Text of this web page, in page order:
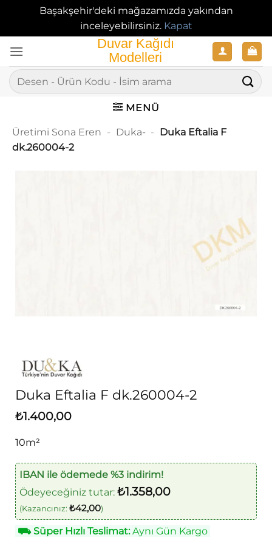
Başakşehir'deki mağazamızda yakından
inceleyebilirsiniz. Kapat
atla
Ara:
MENÜ
Üretimi Sona Eren - Duka- - Duka Eftalia F
dk.260004-2
Duka Eftalia F dk.260004-2
₺1.400,00
10m²
IBAN ile ödemede %3 indirim!
Ödeyeceğiniz tutar: ₺1.358,00
(Kazancınız: ₺42,00)
⛟Süper Hızlı Teslimat:Aynı Gün Kargo